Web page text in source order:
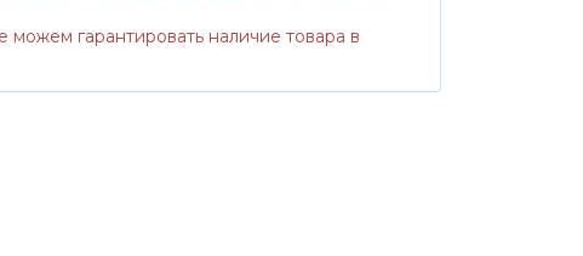
можем гарантировать наличие товара в